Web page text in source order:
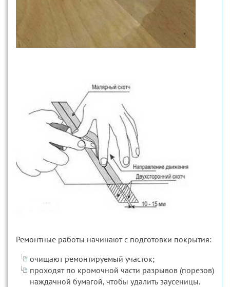
Ремонтные работы начинают с подготовки покрытия:
очищают ремонтируемый участок;
проходят по кромочной части разрывов (порезов)
наждачной бумагой, чтобы удалить заусеницы.